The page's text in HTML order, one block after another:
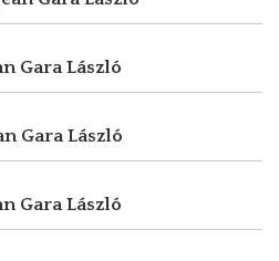
Gara László
Gara László
Gara László